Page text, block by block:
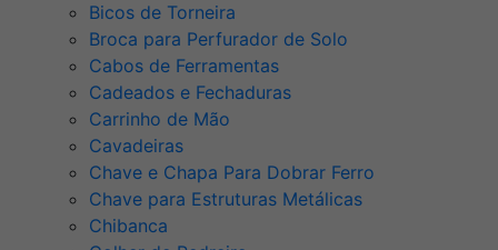
Bicos de Torneira
Broca para Perfurador de Solo
Cabos de Ferramentas
Cadeados e Fechaduras
Carrinho de Mão
Cavadeiras
Chave e Chapa Para Dobrar Ferro
Chave para Estruturas Metálicas
Chibanca